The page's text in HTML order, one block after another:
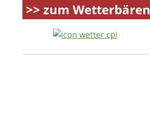
>> zum Wetterbären